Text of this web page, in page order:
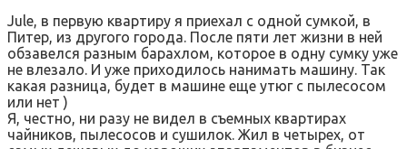
Jule, в первую квартиру я приехал с одной сумкой, в
Питер, из другого города. После пяти лет жизни в ней
обзавелся разным барахлом, которое в одну сумку уже
не влезало. И уже приходилось нанимать машину. Так
какая разница, будет в машине еще утюг с пылесосом
или нет )
Я, честно, ни разу не видел в съемных квартирах
чайников, пылесосов и сушилок. Жил в четырех, от